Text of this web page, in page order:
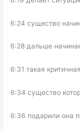
6:24 существо
6:28 дальше
6:31 такая
6:34 существо
6:36 подарили она